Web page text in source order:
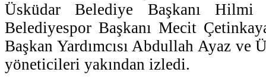
Üsküdar Belediye Başkanı Hilmi
Belediyespor Başkanı Mecit
Başkan Yardımcısı Abdullah Ayaz ve
yöneticileri yakından izledi.